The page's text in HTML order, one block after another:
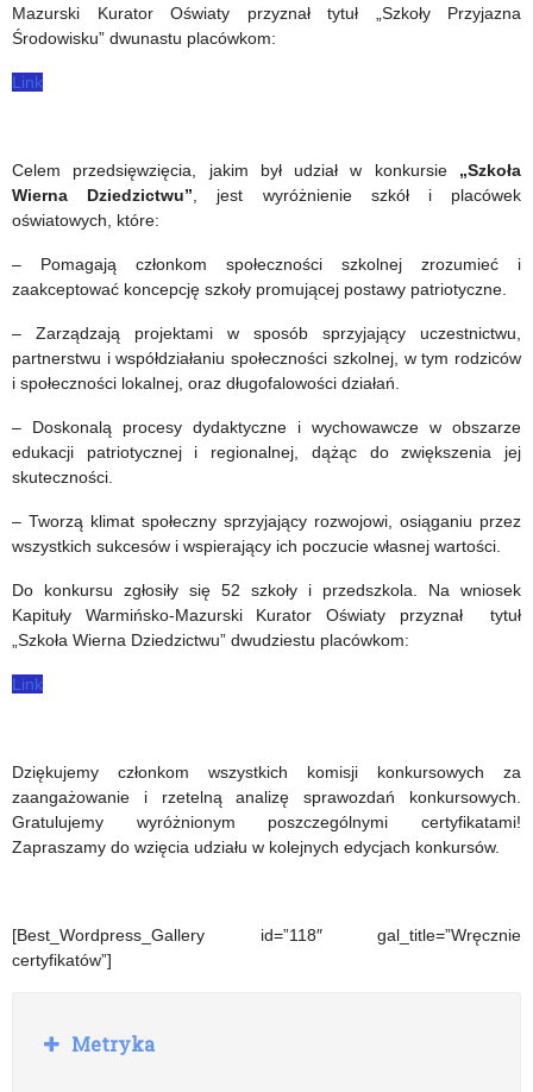
Mazurski Kurator Oświaty przyznał tytuł „Szkoły Przyjazna
Środowisku” dwunastu placówkom:
Link
Celem przedsięwzięcia, jakim był udział w konkursie „Szkoła
Wierna Dziedzictwu”, jest wyróżnienie szkół i placówek
oświatowych, które:
– Pomagają członkom społeczności szkolnej zrozumieć i
zaakceptować koncepcję szkoły promującej postawy patriotyczne.
– Zarządzają projektami w sposób sprzyjający uczestnictwu,
partnerstwu i współdziałaniu społeczności szkolnej, w tym rodziców
i społeczności lokalnej, oraz długofalowości działań.
– Doskonalą procesy dydaktyczne i wychowawcze w obszarze
edukacji patriotycznej i regionalnej, dążąc do zwiększenia jej
skuteczności.
– Tworzą klimat społeczny sprzyjający rozwojowi, osiąganiu przez
wszystkich sukcesów i wspierający ich poczucie własnej wartości.
Do konkursu zgłosiły się 52 szkoły i przedszkola. Na wniosek
Kapituły Warmińsko-Mazurski Kurator Oświaty przyznał tytuł
„Szkoła Wierna Dziedzictwu” dwudziestu placówkom:
Link
Dziękujemy członkom wszystkich komisji konkursowych za
zaangażowanie i rzetelną analizę sprawozdań konkursowych.
Gratulujemy wyróżnionym poszczególnymi certyfikatami!
Zapraszamy do wzięcia udziału w kolejnych edycjach konkursów.
[Best_Wordpress_Gallery id=”118″ gal_title=”Wręcznie
certyfikatów”]
R
o
Metryka